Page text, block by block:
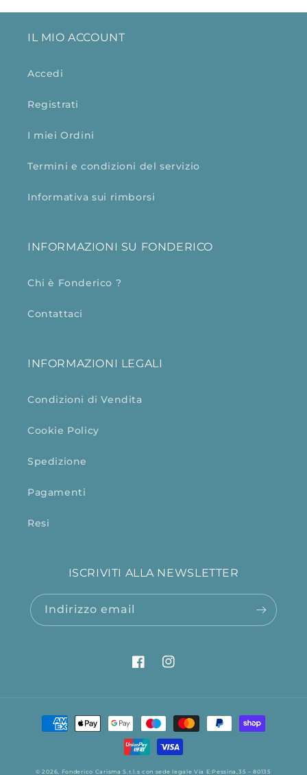
IL MIO ACCOUNT
Accedi
Registrati
I miei Ordini
Termini e condizioni del servizio
Informativa sui rimborsi
INFORMAZIONI SU FONDERICO
Chi è Fonderico ?
Contattaci
INFORMAZIONI LEGALI
Condizioni di Vendita
Cookie Policy
Spedizione
Pagamenti
Resi
ISCRIVITI ALLA NEWSLETTER
Indirizzo email
FacebookInstagram
Metodi
© 2026, Fonderico Carisma S.r.l.s con sede legale Via E:Pessina,35 – 80135